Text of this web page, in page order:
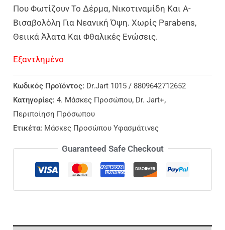
Που Φωτίζουν Το Δέρμα, Νικοτιναμίδη Και Α-
Βισαβολόλη Για Νεανική Όψη. Χωρίς Parabens,
Θειικά Άλατα Και Φθαλικές Ενώσεις.
Εξαντλημένο
Κωδικός Προϊόντος: Dr.Jart 1015 / 8809642712652
Κατηγορίες:4. Μάσκες Προσώπου, Dr. Jart+,
Περιποίηση Πρόσωπου
Ετικέτα: Μάσκες Προσώπου Υφασμάτινες
Guaranteed Safe Checkout